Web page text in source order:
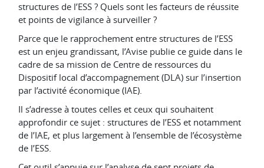
structures de l’ESS ? Quels sont les facteurs de réussite
et points de vigilance à surveiller ?
Parce que le rapprochement entre structures de l’ESS
est un enjeu grandissant, l’Avise publie ce guide dans le
cadre de sa mission de Centre de ressources du
Dispositif local d’accompagnement (DLA) sur l’insertion
par l’activité économique (IAE).
Il s’adresse à toutes celles et ceux qui souhaitent
approfondir ce sujet : structures de l’ESS et notamment
de l’IAE, et plus largement à l’ensemble de l’écosystème
de l’ESS.